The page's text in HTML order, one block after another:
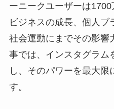
ーニークユーザーは1700
ビジネスの成長、個人ブ
社会運動にまでその影響
事では、インスタグラム
し、そのパワーを最大限
す。